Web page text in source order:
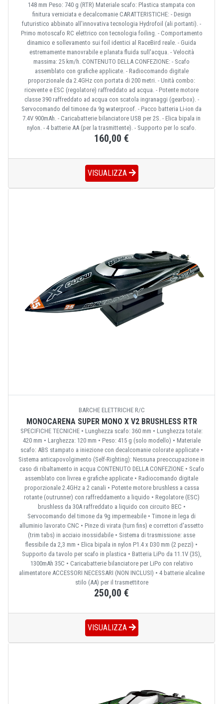
148 mm Peso: 740 g (RTR) Materiale scafo: Plastica stampata con
finitura verniciata e decalcomanie CARATTERISTICHE: - Design
futuristico abbinato all'innovativa tecnologia Hydrofoil (ali portanti). -
Primo motoscafo RC elettrico con tecnologia foiling. - Comportamento
dinamico e sollevamento sui foil identici al RaceBird reale. - Guida
estremamente manovrabile e planata fluida sull'acqua. - Velocità
massima: 25 km/h. CONTENUTO DELLA CONFEZIONE: - Scafo
assemblato con grafiche applicate. - Radiocomando digitale
proporzionale da 2.4GHz con portata di 200 metri. - Unità combo:
ricevente e ESC (regolatore) raffreddato ad acqua. - Potente motore
classe 390 raffreddato ad acqua con scatola ingranaggi (gearbox). -
Servocomando del timone da 9g waterproof. - Pacco batteria Li-ion da
7.4V 900mAh. - Caricabatterie bilanciatore USB per 2S. - Elica bipala in
nylon. - 4 batterie AA (per la trasmittente). - Supporto per lo scafo.
160,00 €
VISUALIZZA
BARCHE ELETTRICHE R/C
MONOCARENA SUPER MONO X V2 BRUSHLESS RTR
SPECIFICHE TECNICHE • Lunghezza scafo: 360 mm • Lunghezza totale:
420 mm • Larghezza: 120 mm • Peso: 415 g (solo modello) • Materiale
scafo: ABS stampato a iniezione con decalcomanie colorate applicate •
Sistema anticapovolgimento (Self-Righting): Nessuna preoccupazione in
caso di ribaltamento in acqua CONTENUTO DELLA CONFEZIONE • Scafo
assemblato con livrea e grafiche applicate • Radiocomando digitale
proporzionale 2.4GHz a 2 canali • Potente motore brushless a cassa
rotante (outrunner) con raffreddamento a liquido • Regolatore (ESC)
brushless da 30A raffreddato a liquido con circuito BEC •
Servocomando del timone da 9g impermeabile • Timone in lega di
alluminio lavorato CNC • Pinze di virata (turn fins) e correttori d'assetto
(trim tabs) in acciaio inossidabile • Sistema di trasmissione: asse
flessibile da 2,3 mm • Elica bipala in nylon P1.4 x D30 mm (2 pezzi) •
Supporto da tavolo per scafo in plastica • Batteria LiPo da 11.1V (3S),
1300mAh 35C • Caricabatterie bilanciatore per LiPo con relativo
alimentatore ACCESSORI NECESSARI (NON INCLUSI) • 4 batterie alcaline
stilo (AA) per il trasmettitore
250,00 €
VISUALIZZA